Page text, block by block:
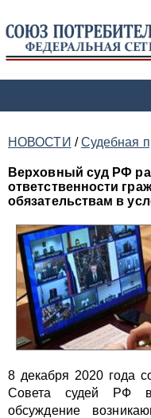
НОВОСТИ /Судебная
Верховный суд РФ
ответственности
обязательствам в
8 декабря 2020 года
Совета судей РФ в
обсуждение